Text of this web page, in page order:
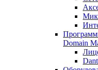
Domain